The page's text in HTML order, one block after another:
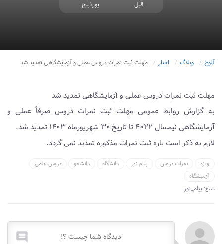
قبل
پورذبیح
آلوخ وبلاگ اخبار مهلت ثبت نمرات دروس عملی و آزمایشگاهی تمدید شد
مهلت ثبت نمرات دروس عملی و آزمایشگاهی تمدید شد
به گزارش روابط عمومی مهلت ثبت نمرات دروس صرفاً عملی و
آزمایشگاهی نیمسال ۴۰۲۲ تا تاریخ ۳۰ شهریورماه ۱۴۰۳ تمدید شد.
لازم به ذکر است بازه ثبت نمرات مذکوره تمدید نمی گردد.
ویژه نمرات دروس پیام نور دانشگاه دانشجو
دروس علمی
آزمیشگاه
منبع: پیام_نور
